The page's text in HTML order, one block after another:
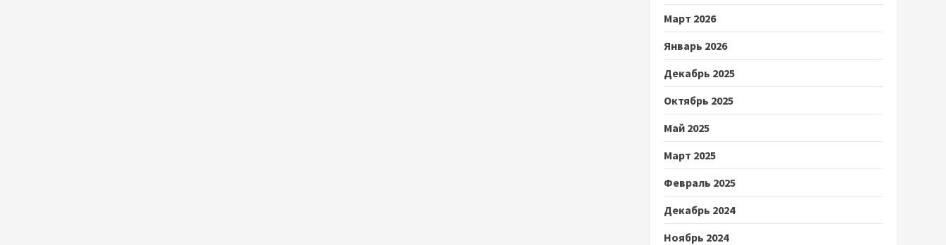
Март 2026
Январь 2026
Декабрь 2025
Октябрь 2025
Май 2025
Март 2025
Февраль 2025
Декабрь 2024
Ноябрь 2024